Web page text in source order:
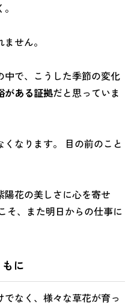
せん。
で、こうした季節の変化
がある証拠だと思っていま
なります。 目の前のこと
花の美しさに心を寄せ
そ、また明日からの仕事に
に
なく、様々な草花が育っ